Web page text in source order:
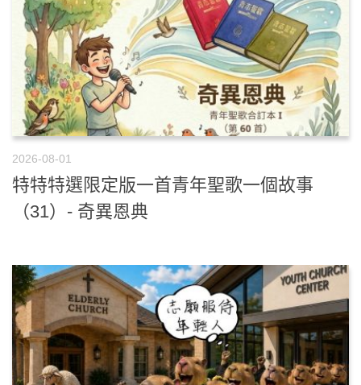
2026-08-01
特特特選限定版一首青年聖歌一個故事
（31）- 奇異恩典